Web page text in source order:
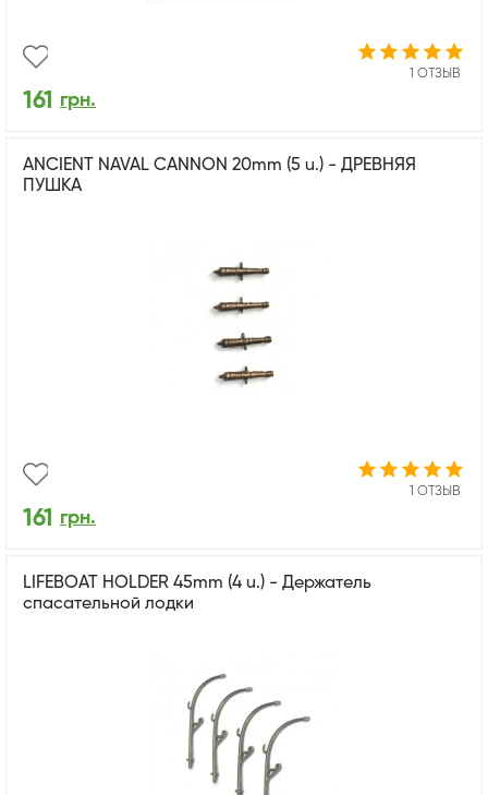
1 ОТЗЫВ
161 грн.
ANCIENT NAVAL CANNON 20mm (5 u.) - ДРЕВНЯЯ
ПУШКА
1 ОТЗЫВ
161 грн.
LIFEBOAT HOLDER 45mm (4 u.) - Держатель
спасательной лодки